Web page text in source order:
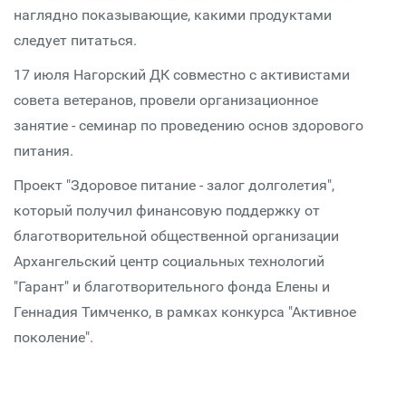
наглядно показывающие, какими продуктами
следует питаться.
17 июля Нагорский ДК совместно с активистами
совета ветеранов, провели организационное
занятие - семинар по проведению основ здорового
питания.
Проект "Здоровое питание - залог долголетия",
который получил финансовую поддержку от
благотворительной общественной организации
Архангельский центр социальных технологий
"Гарант" и благотворительного фонда Елены и
Геннадия Тимченко, в рамках конкурса "Активное
поколение".